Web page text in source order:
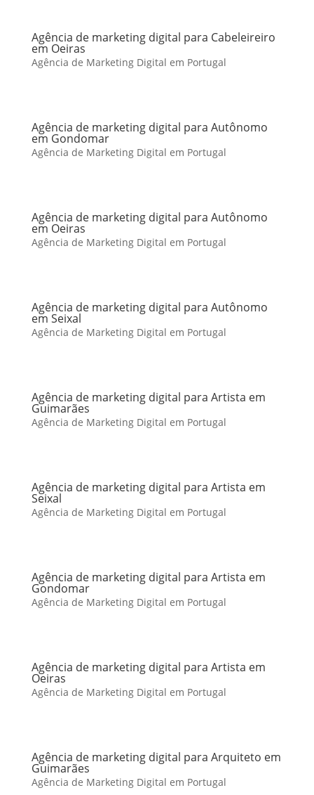
Agência de marketing digital para Cabeleireiro
em Oeiras
Agência de Marketing Digital em Portugal
Agência de marketing digital para Autônomo
em Gondomar
Agência de Marketing Digital em Portugal
Agência de marketing digital para Autônomo
em Oeiras
Agência de Marketing Digital em Portugal
Agência de marketing digital para Autônomo
em Seixal
Agência de Marketing Digital em Portugal
Agência de marketing digital para Artista em
Guimarães
Agência de Marketing Digital em Portugal
Agência de marketing digital para Artista em
Seixal
Agência de Marketing Digital em Portugal
Agência de marketing digital para Artista em
Gondomar
Agência de Marketing Digital em Portugal
Agência de marketing digital para Artista em
Oeiras
Agência de Marketing Digital em Portugal
Agência de marketing digital para Arquiteto em
Guimarães
Agência de Marketing Digital em Portugal